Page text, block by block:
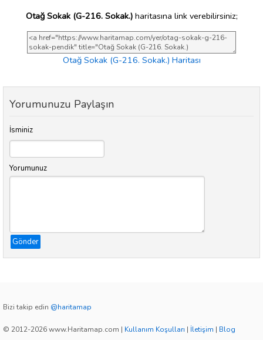
Otağ Sokak (G-216. Sokak.)haritasına link verebilirsiniz;
Otağ Sokak (G-216. Sokak.) Haritası
Yorumunuzu Paylaşın
İsminiz
Yorumunuz
Gönder
Bizi takip edin @haritamap
© 2012-2026 www.Haritamap.com | Kullanım Koşulları | İletişim | Blog